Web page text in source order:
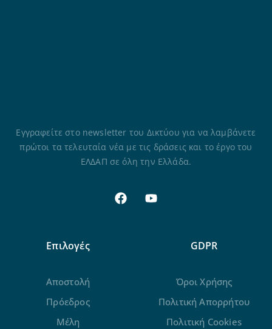
Εγγραφείτε στο newsletter του Δικτύου για να λαμβάνετε
πρώτοι τα τελευταία νέα με τις δράσεις και το έργο του
ΕΛΔΑΠ σε όλη την Ελλάδα.
Επιλογές
Αποστολή
Πρόεδρος
Μέλη
GDPR
Όροι Χρήσης
Πολιτική Απορρήτου
Πολιτική Cookies